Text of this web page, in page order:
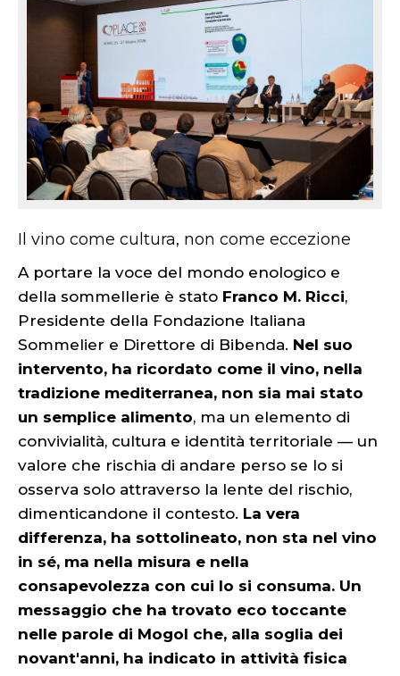
Il vino come cultura, non come eccezione
A portare la voce del mondo enologico e
della sommellerie è stato Franco M. Ricci,
Presidente della Fondazione Italiana
Sommelier e Direttore di Bibenda. Nel suo
intervento, ha ricordato come il vino, nella
tradizione mediterranea, non sia mai stato
un semplice alimento, ma un elemento di
convivialità, cultura e identità territoriale — un
valore che rischia di andare perso se lo si
osserva solo attraverso la lente del rischio,
dimenticandone il contesto. La vera
differenza, ha sottolineato, non sta nel vino
in sé, ma nella misura e nella
consapevolezza con cui lo si consuma. Un
messaggio che ha trovato eco toccante
nelle parole di Mogol che, alla soglia dei
novant'anni, ha indicato in attività fisica